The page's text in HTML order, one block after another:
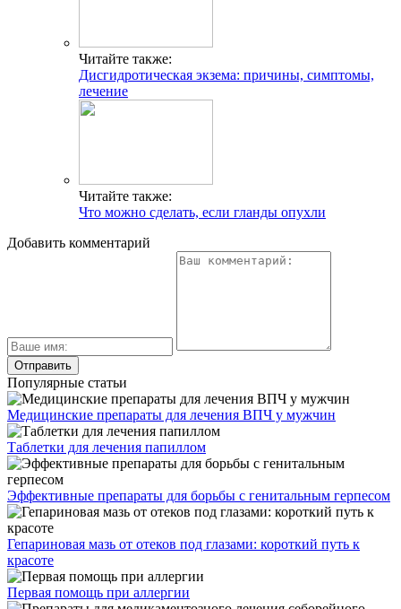
Читайте также:
Дисгидротическая экзема: причины, симптомы,
лечение
Читайте также:
Что можно сделать, если гланды опухли
Добавить комментарий
Популярные статьи
Медицинские препараты для лечения ВПЧ у мужчин
Таблетки для лечения папиллом
Эффективные препараты для борьбы с генитальным герпесом
Гепариновая мазь от отеков под глазами: короткий путь к
красоте
Первая помощь при аллергии